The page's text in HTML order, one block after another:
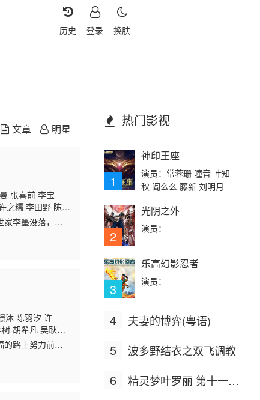
换肤
登录
历史
文章 明星
张喜前 李宝
之糯 李田野 陈伟
家李墨没落，李
资和努力惊艳
沐 陈羽汐 许
胡希凡 吴耿
乔晟一 吕沅
路上努力前
，收获满满。
热门影视
1
神印王座
演员：常蓉珊 瞳音 叶知
秋 阎么么 藤新 刘明月
2
光阴之外
演员：
3
乐高幻影忍者
演员：
4 夫妻的博弈(粤语)
5 波多野结衣之双飞调教
6
精灵梦叶罗丽 第十一季